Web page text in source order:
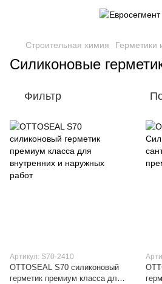
Строительная химия Герметики
Силиконовые
Фильтр
Артикул: S70-2410
OTTOSEAL S70 силиконовый
герметик премиум класса для